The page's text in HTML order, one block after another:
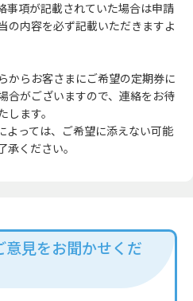
項が記載されていた場合は申請
の内容を必ず記載いただきますよ
からお客さまにご希望の定期券に
合がございますので、連絡をお待
ます。
っては、ご希望に添えない可能
ください。
意見をお聞かせくだ